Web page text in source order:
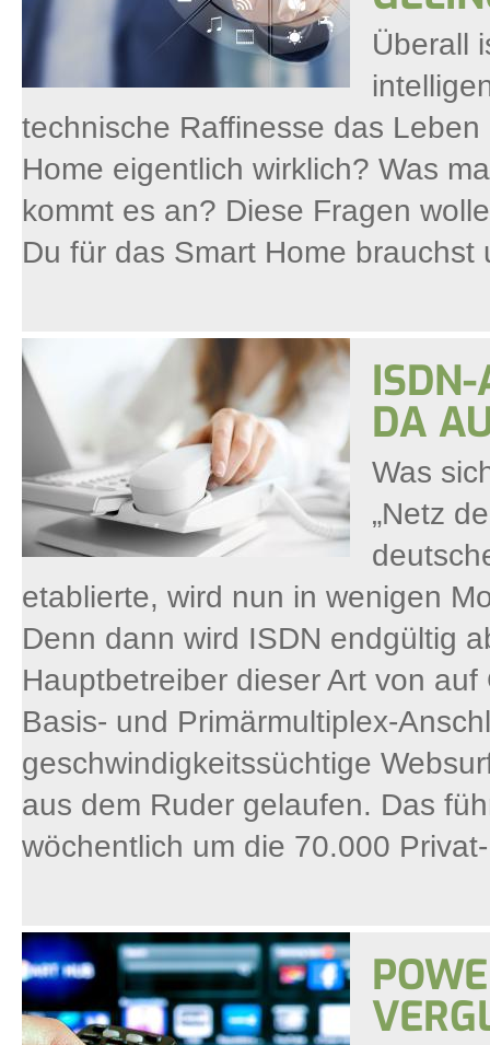
Überall
technische Raffinesse das
Home eigentlich wirklich? Was
kommt es an? Diese Fragen
Du für das Smart Home
DA
Was
„Netz
etablierte, wird nun in wenigen
Denn dann wird ISDN endgültig
Hauptbetreiber dieser Art von
Basis- und Primärmultiplex-
geschwindigkeitssüchtige
aus dem Ruder gelaufen. Das
wöchentlich um die 70.000